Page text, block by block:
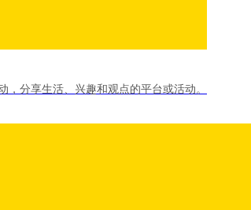
分享生活、兴趣和观点的平台或活动。